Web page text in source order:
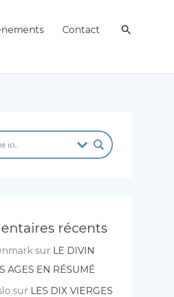
Contact
récents
sur LE DIVIN
AGES EN RÉSUMÉ
sur LES DIX VIERGES